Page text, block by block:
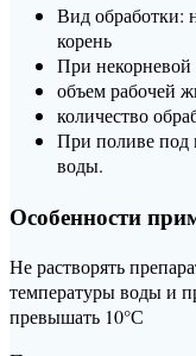
Вид обработки:
корень
При некорневой
объем рабочей
количество
При поливе под
воды.
Особенности
Не растворять
температуры воды и
превышать 10°С